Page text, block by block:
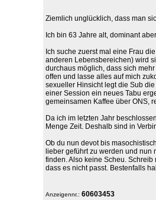
Ziemlich unglücklich, dass man
Ich bin 63 Jahre alt, dominant
Ich suche zuerst mal eine Frau
anderen Lebensbereichen) wird
durchaus möglich, dass sich
offen und lasse alles auf mich
sexueller Hinsicht legt die Sub
einer Session ein neues Tabu
gemeinsamen Kaffee über ONS,
Da ich im letzten Jahr
Menge Zeit. Deshalb sind in
Ob du nun devot bis
lieber geführt zu werden und
finden. Also keine Scheu.
dass es nicht passt. Bestenfalls
Anzeigennr.: 60603453